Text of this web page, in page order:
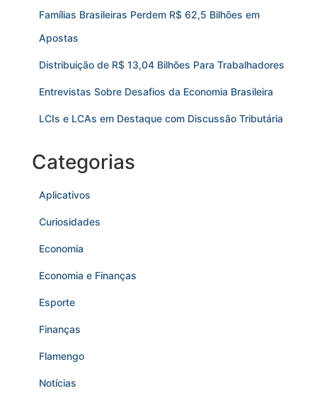
Famílias Brasileiras Perdem R$ 62,5 Bilhões em
Apostas
Distribuição de R$ 13,04 Bilhões Para Trabalhadores
Entrevistas Sobre Desafios da Economia Brasileira
LCIs e LCAs em Destaque com Discussão Tributária
Categorias
Aplicativos
Curiosidades
Economia
Economia e Finanças
Esporte
Finanças
Flamengo
Notícias